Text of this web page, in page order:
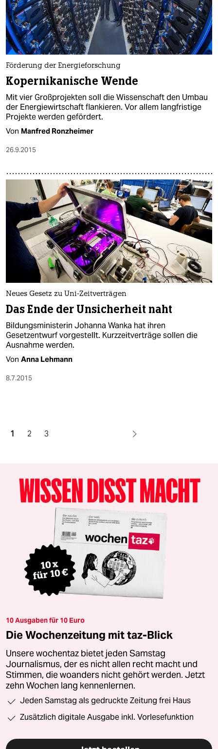
Förderung der Energieforschung
Kopernikanische Wende
Mit vier Großprojekten soll die Wissenschaft den Umbau
der Energiewirtschaft flankieren. Vor allem langfristige
Projekte werden gefördert.
Von Manfred Ronzheimer
26.9.2015
Neues Gesetz zu Uni-Zeitverträgen
Das Ende der Unsicherheit naht
Bildungsministerin Johanna Wanka hat ihren
Gesetzentwurf vorgestellt. Kurzzeitverträge sollen die
Ausnahme werden.
Von Anna Lehmann
8.7.2015
1 2 3
10 Ausgaben für 10 Euro
Die Wochenzeitung mit taz-Blick
Unsere wochentaz bietet jeden Samstag
Journalismus, der es nicht allen recht macht und
Stimmen, die woanders nicht gehört werden. Jetzt
zehn Wochen lang kennenlernen.
Jeden Samstag als gedruckte Zeitung frei Haus
Zusätzlich digitale Ausgabe inkl. Vorlesefunktion